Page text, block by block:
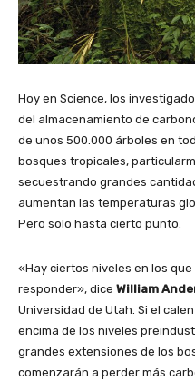
Hoy en Science, los
del almacenamiento de
de unos 500.000 árboles en
bosques tropicales,
secuestrando grandes
aumentan las temperaturas
Pero solo hasta cierto punto.
«Hay ciertos niveles en los
responder», dice William
Universidad de Utah. Si el
encima de los niveles
grandes extensiones de los
comenzarán a perder más